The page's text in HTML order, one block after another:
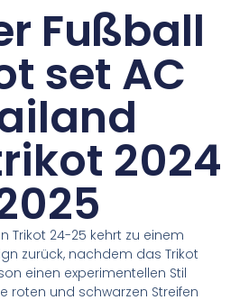
Fußball
set AC
2024
Trikot 24-25 kehrt zu einem
zurück, nachdem das Trikot
einen experimentellen Stil
roten und schwarzen Streifen